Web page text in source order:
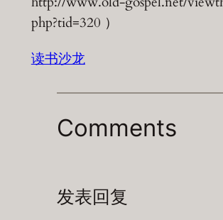
php?tid=320 ）
读书沙龙
Comments
发表回复